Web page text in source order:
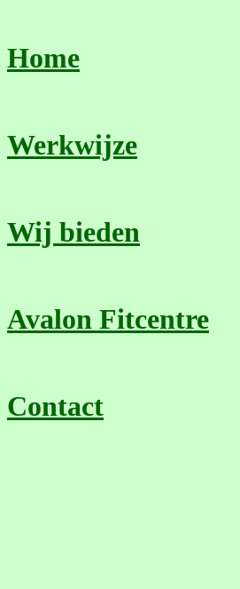
Home
Werkwijze
Wij bieden
Avalon Fitcentre
Contact